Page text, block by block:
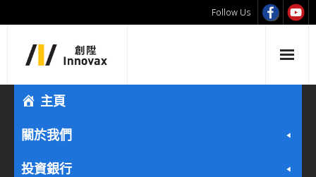
Follow Us
主頁
關於我們
投資銀行